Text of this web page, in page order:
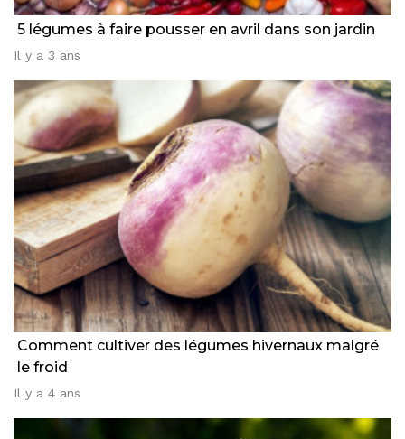
5 légumes à faire pousser en avril dans son jardin
Il y a 3 ans
Comment cultiver des légumes hivernaux malgré
le froid
Il y a 4 ans